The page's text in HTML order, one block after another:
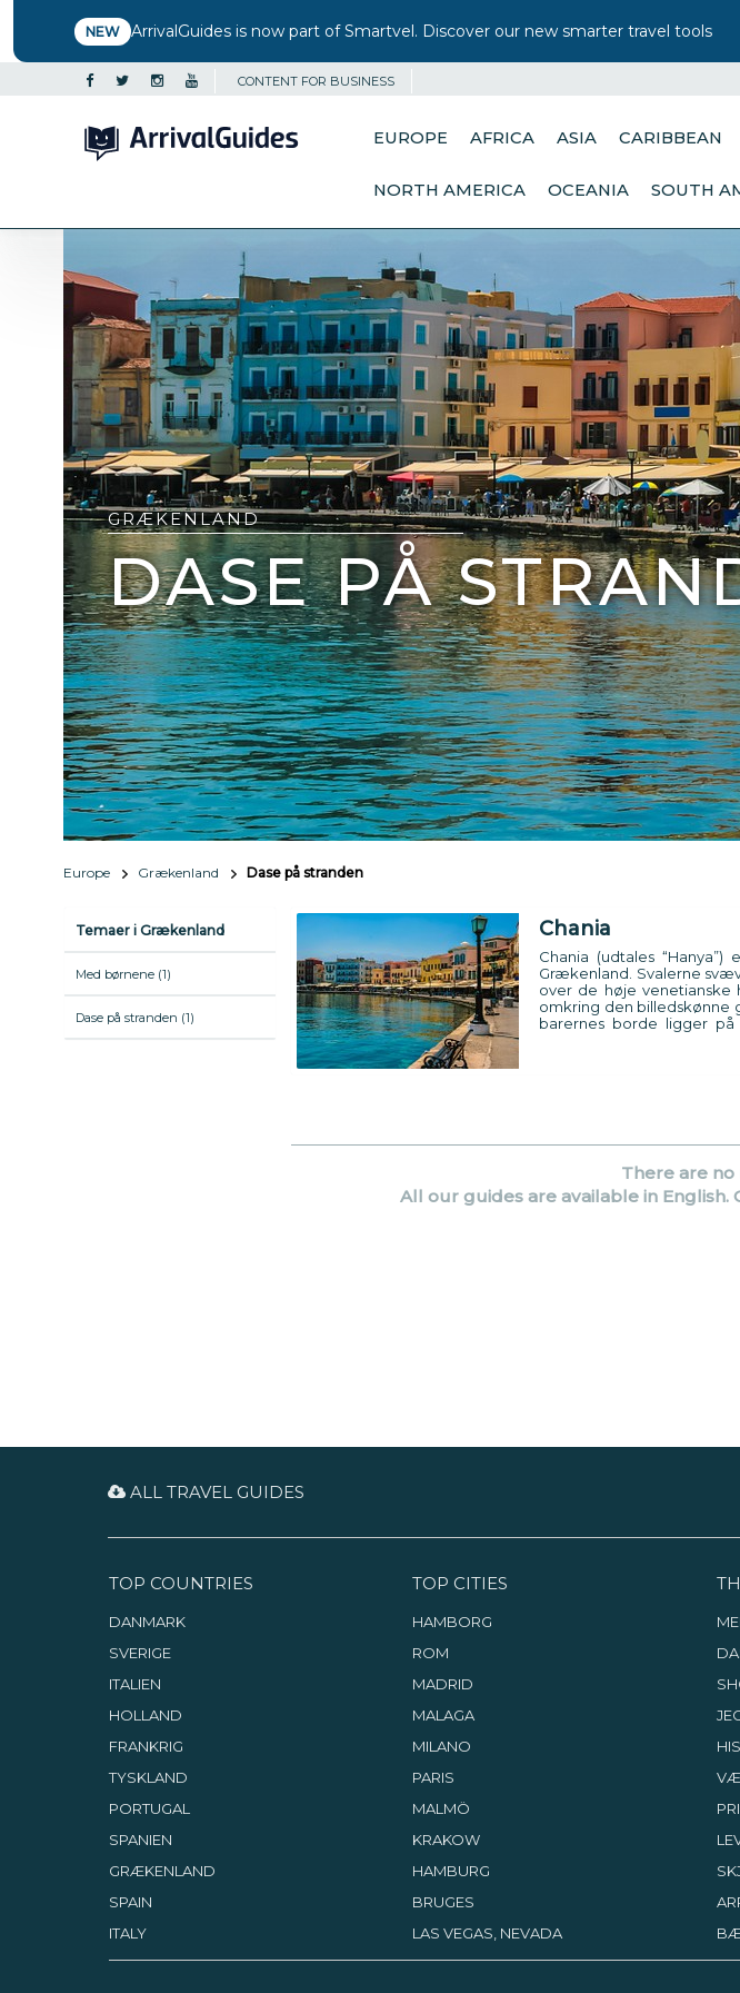
NEW ArrivalGuides is now part of Smartvel. Discover our new smarter travel tools
CONTENT FOR BUSINESS
EUROPE AFRICA ASIA CARIBBEAN
NORTH AMERICA OCEANIA SOUTH
GRÆKENLAND
DASE PÅ
Europe Grækenland Dase på stranden
Temaer i Grækenland
Med børnene (1)
Dase på stranden (1)
Chania
Chania (udtales
Grækenland. Svalerne
over de høje venetianske
omkring den billedskønne
barernes borde ligger
There are
All our guides are available in
ALL TRAVEL GUIDES
TOP COUNTRIES
DANMARK
SVERIGE
ITALIEN
HOLLAND
FRANKRIG
TYSKLAND
PORTUGAL
SPANIEN
GRÆKENLAND
SPAIN
ITALY
TOP CITIES
HAMBORG
ROM
MADRID
MALAGA
MILANO
PARIS
MALMÖ
KRAKOW
HAMBURG
BRUGES
LAS VEGAS, NEVADA